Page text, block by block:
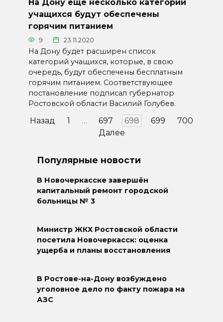
учащихся будут обеспечены
горячим питанием
9 23.11.2020
На Дону будет расширен список
категорий учащихся, которые, в свою
очередь, будут обеспечены бесплатным
горячим питанием. Соответствующее
постановление подписал губернатор
Ростовской области Василий Голубев.
Пагинация
Назад 1 … 697 698 699
700
Далее
Популярные новости
В Новочеркасске завершён
капитальный ремонт городской
больницы № 3
Министр ЖКХ Ростовской области
посетила Новочеркасск: оценка
ущерба и планы восстановления
В Ростове-на-Дону возбуждено
уголовное дело по факту пожара на
АЗС